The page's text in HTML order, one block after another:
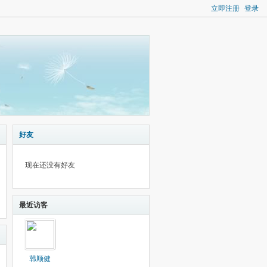
立即注册 登录
好友
现在还没有好友
最近访客
韩顺健